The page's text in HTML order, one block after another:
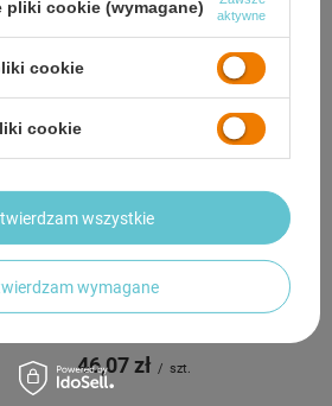
Rower
Kask Rowerowy Regulowany
Dziecięcy Ochronny Otwory
46,07 zł / szt.
pliki cookie (wymagane)
aktywne
cookie
cookie
wymagane
wszystkie